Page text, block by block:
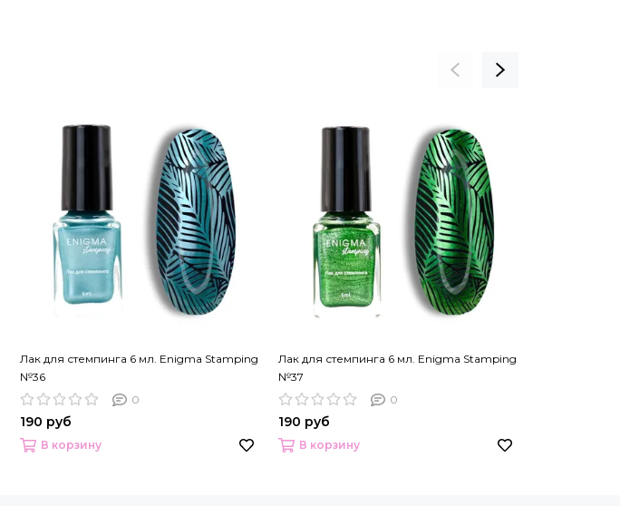
Лак для стемпинга 6 мл. Enigma Stamping
№36
0
190 руб
В корзину
Лак для стемпинга 6 мл. Enigma Stamping
№37
0
190 руб
В корзину